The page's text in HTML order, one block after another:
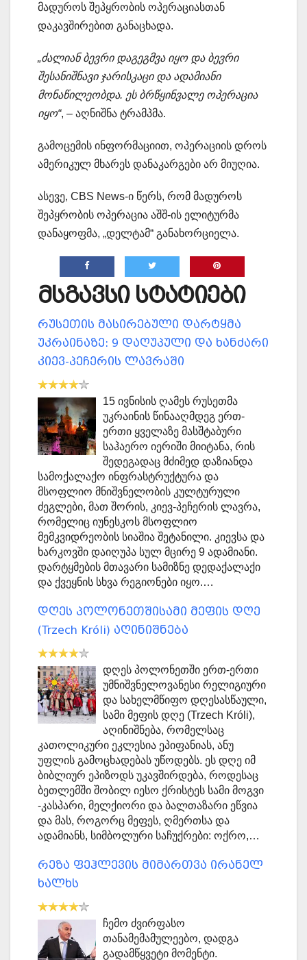
მადუროს შეპყრობის ოპერაციასთან
დაკავშირებით განაცხადა.
„ძალიან ბევრი დაგეგმვა იყო და ბევრი
შესანიშნავი ჯარისკაცი და ადამიანი
მონაწილეობდა. ეს ბრწყინვალე ოპერაცია
იყო“, – აღნიშნა ტრამპმა.
გამოცემის ინფორმაციით, ოპერაციის დროს
ამერიკულ მხარეს დანაკარგები არ მიუღია.
ასევე, CBS News-ი წერს, რომ მადუროს
შეპყრობის ოპერაცია აშშ-ის ელიტურმა
დანაყოფმა, „დელტამ“ განახორციელა.
მსგავსი სტატიები
რუსეთის მასირებული დარტყმა
უკრაინაზე: 9 დაღუპული და ხანძარი
კიევ-პეჩერის ლავრაში
15 ივნისის ღამეს რუსეთმა
უკრაინის წინააღმდეგ ერთ-
ერთი ყველაზე მასშტაბური
საჰაერო იერიში მიიტანა, რის
შედეგადაც მძიმედ დაზიანდა
სამოქალაქო ინფრასტრუქტურა და
მსოფლიო მნიშვნელობის კულტურული
ძეგლები, მათ შორის, კიევ-პეჩერის ლავრა,
რომელიც იუნესკოს მსოფლიო
მემკვიდრეობის სიაშია შეტანილი. კიევსა და
ხარკოვში დაიღუპა სულ მცირე 9 ადამიანი.
დარტყმების მთავარი სამიზნე დედაქალაქი
და ქვეყნის სხვა რეგიონები იყო.…
დღეს პოლონეთშისამი მეფის დღე
(Trzech Króli) აღინიშნება
დღეს პოლონეთში ერთ-ერთი
უმნიშვნელოვანესი რელიგიური
და სახელმწიფო დღესასწაული,
სამი მეფის დღე (Trzech Króli),
აღინიშნება, რომელსაც
კათოლიკური ეკლესია ეპიფანიას, ანუ
უფლის გამოცხადებას უწოდებს. ეს დღე იმ
ბიბლიურ ეპიზოდს უკავშირდება, როდესაც
ბეთლემში შობილ იესო ქრისტეს სამი მოგვი
-კასპარი, მელქიორი და ბალთაზარი ეწვია
და მას, როგორც მეფეს, ღმერთსა და
ადამიანს, სიმბოლური საჩუქრები: ოქრო,…
რეზა ფეჰლევის მიმართვა ირანელ
ხალხს
ჩემო ძვირფასო
თანამემამულეებო, დადგა
გადამწყვეტი მომენტი.